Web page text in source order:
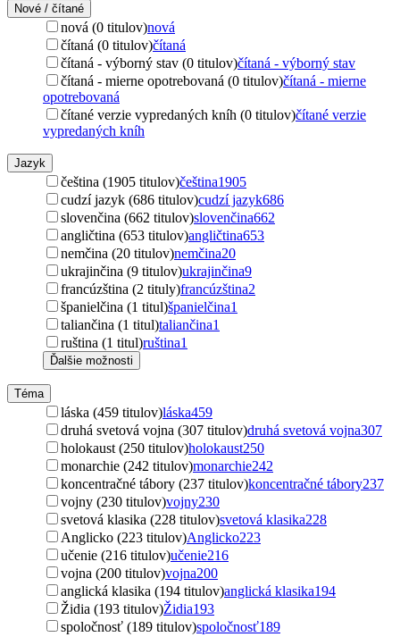
Nové / čítané
nová (0 titulov)nová
čítaná (0 titulov)čítaná
čítaná - výborný stav (0 titulov)čítaná - výborný stav
čítaná - mierne opotrebovaná (0 titulov)čítaná - mierne
opotrebovaná
čítané verzie vypredaných kníh (0 titulov)čítané verzie
vypredaných kníh
Jazyk
čeština (1905 titulov)čeština1905
cudzí jazyk (686 titulov)cudzí jazyk686
slovenčina (662 titulov)slovenčina662
angličtina (653 titulov)angličtina653
nemčina (20 titulov)nemčina20
ukrajinčina (9 titulov)ukrajinčina9
francúzština (2 tituly)francúzština2
španielčina (1 titul)španielčina1
taliančina (1 titul)taliančina1
ruština (1 titul)ruština1
Ďalšie možnosti
Téma
láska (459 titulov)láska459
druhá svetová vojna (307 titulov)druhá svetová vojna307
holokaust (250 titulov)holokaust250
monarchie (242 titulov)monarchie242
koncentračné tábory (237 titulov)koncentračné tábory237
vojny (230 titulov)vojny230
svetová klasika (228 titulov)svetová klasika228
Anglicko (223 titulov)Anglicko223
učenie (216 titulov)učenie216
vojna (200 titulov)vojna200
anglická klasika (194 titulov)anglická klasika194
Židia (193 titulov)Židia193
spoločnosť (189 titulov)spoločnosť189